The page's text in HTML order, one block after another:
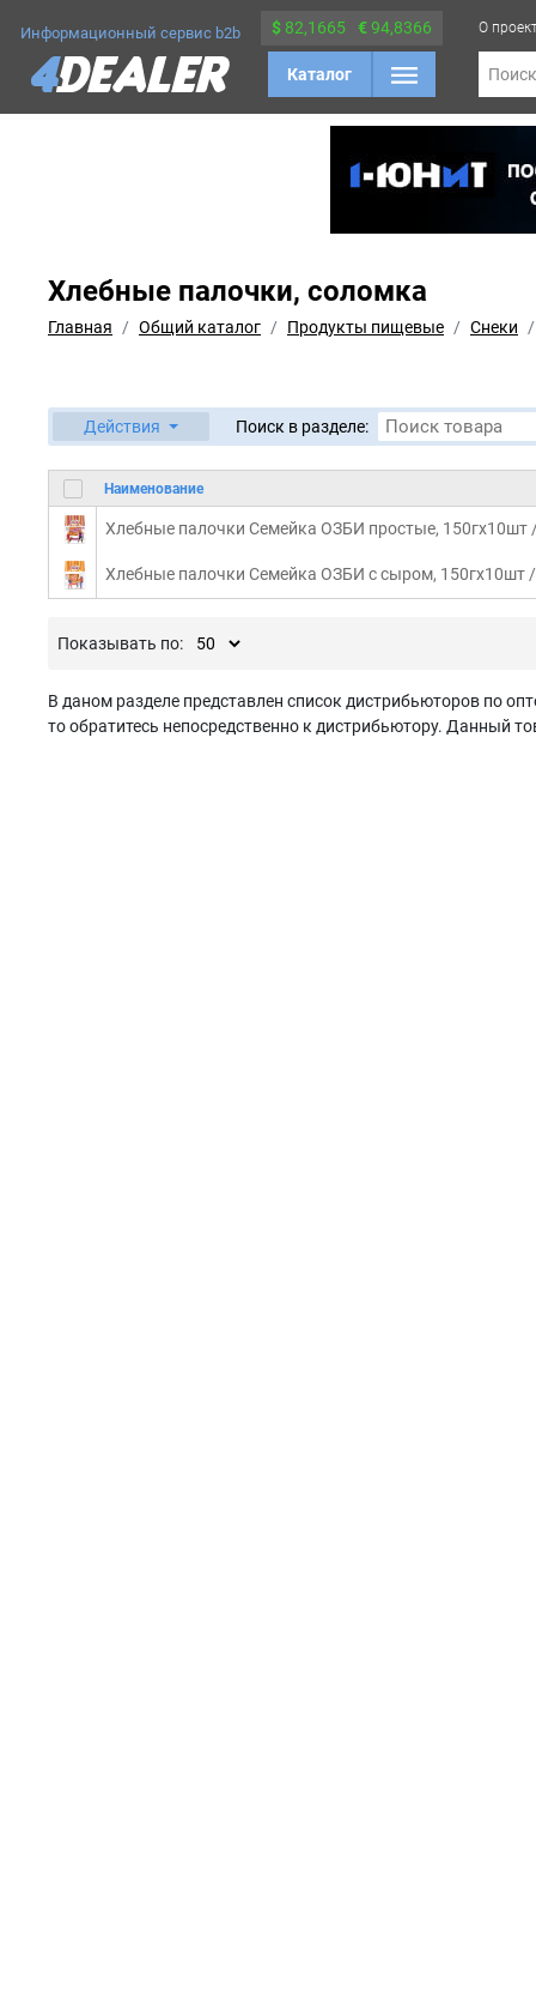
Информационный сервис b2b $ 82,1665 €94,8366
Каталог
О
Поиск
Хлебные палочки, соломка
Главная Общий каталог Продукты пищевые Снеки
Действия Поиск в разделе:
Наименование
Хлебные палочки Семейка ОЗБИ простые, 150гx10шт
Хлебные палочки Семейка ОЗБИ с сыром, 150гx10шт /
Показывать по:
В даном разделе представлен список дистрибьюторов по
то обратитесь непосредственно к дистрибьютору. Данный